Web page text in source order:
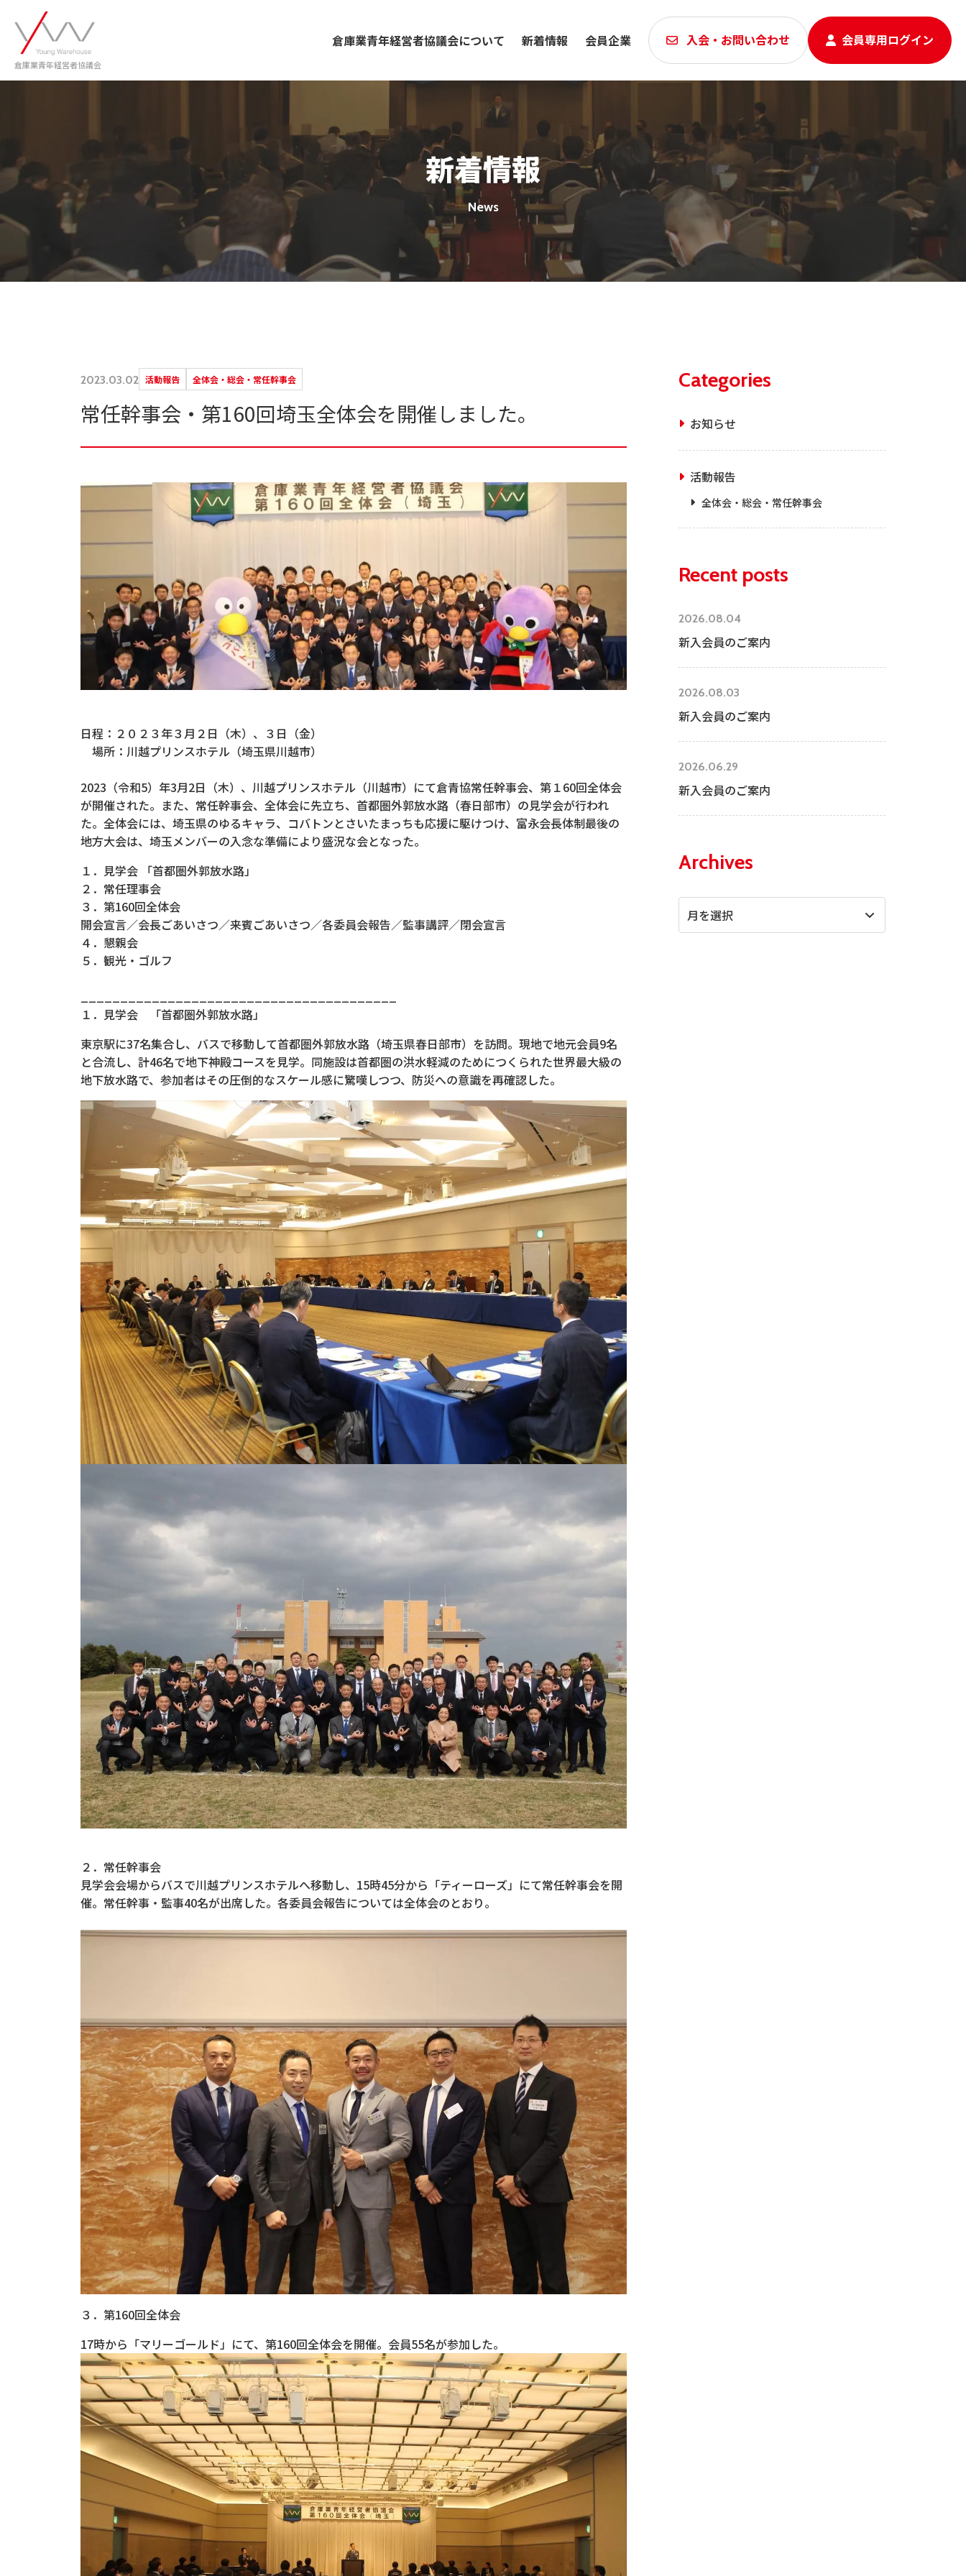
倉庫業青年経営者協議会
倉庫業青年経営者協議会について
会則
記念誌
新着情報
お知らせ
活動報告
会員企業 入会・お問い合わせ 会員専用ログイン
新着情報
News
2023.03.02 活動報告 全体会・総会・常任幹事会
常任幹事会・第160回埼玉全体会を開催しました。
日程：２０２３年３月２日（木）、３日（金）
場所：川越プリンスホテル（埼玉県川越市）
2023（令和5）年3月2日（木）、川越プリンスホテル（川越市）にて倉青協常任幹事会、第１60回全体会
が開催された。また、常任幹事会、全体会に先立ち、首都圏外郭放水路（春日部市）の見学会が行われ
た。全体会には、埼玉県のゆるキャラ、コバトンとさいたまっちも応援に駆けつけ、富永会長体制最後の
地方大会は、埼玉メンバーの入念な準備により盛況な会となった。
１．見学会 「首都圏外郭放水路」
２．常任理事会
３．第160回全体会
開会宣言／会長ごあいさつ／来賓ごあいさつ／各委員会報告／監事講評／閉会宣言
４．懇親会
５．観光・ゴルフ
１．見学会 「首都圏外郭放水路」
東京駅に37名集合し、バスで移動して首都圏外郭放水路（埼玉県春日部市）を訪問。現地で地元会員9名
と合流し、計46名で地下神殿コースを見学。同施設は首都圏の洪水軽減のためにつくられた世界最大級の
地下放水路で、参加者はその圧倒的なスケール感に驚嘆しつつ、防災への意識を再確認した。
２．常任幹事会
見学会会場からバスで川越プリンスホテルへ移動し、15時45分から「ティーローズ」にて常任幹事会を開
催。常任幹事・監事40名が出席した。各委員会報告については全体会のとおり。
３．第160回全体会
17時から「マリーゴールド」にて、第160回全体会を開催。会員55名が参加した。
Categories
お知らせ
活動報告
全体会・総会・常任幹事会
Recent posts
2026.08.04
新入会員のご案内
2026.08.03
新入会員のご案内
2026.06.29
新入会員のご案内
Archives